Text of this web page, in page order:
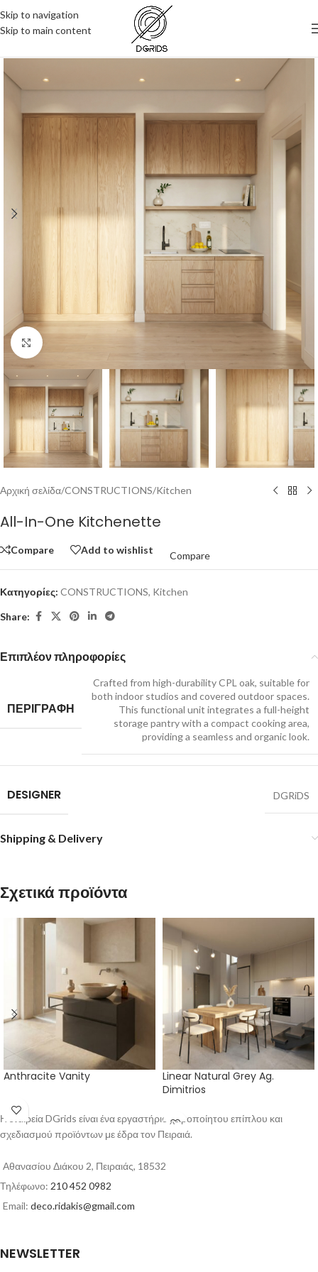
Skip to navigation
Skip to main content
Click to enlarge
Αρχική σελίδα/CONSTRUCTIONS/Kitchen
All-In-One Kitchenette
Compare Add to wishlist
Compare
Κατηγορίες: CONSTRUCTIONS, Kitchen
Share:
Επιπλέον πληροφορίες
ΠΕΡΙΓΡΑΦΗ
Crafted from high-durability CPL oak, suitable for
both indoor studios and covered outdoor spaces.
This functional unit integrates a full-height
storage pantry with a compact cooking area,
providing a seamless and organic look.
DESIGNER DGRiDS
Shipping & Delivery
Σχετικά προϊόντα
Anthracite Vanity
Linear Natural Grey Ag.
Dimitrios
Η εταιρεία DGrids είναι ένα εργαστήριο χειροποίητου επίπλου και
σχεδιασμού προϊόντων με έδρα τον Πειραιά.
Αθανασίου Διάκου 2, Πειραιάς, 18532
Τηλέφωνο: 210 452 0982
Email: deco.ridakis@gmail.com
NEWSLETTER